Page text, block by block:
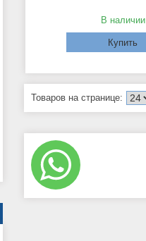
В наличии
Купить